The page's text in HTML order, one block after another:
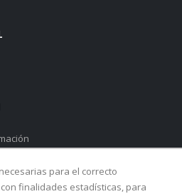
para el correcto
finalidades estadísticas, para